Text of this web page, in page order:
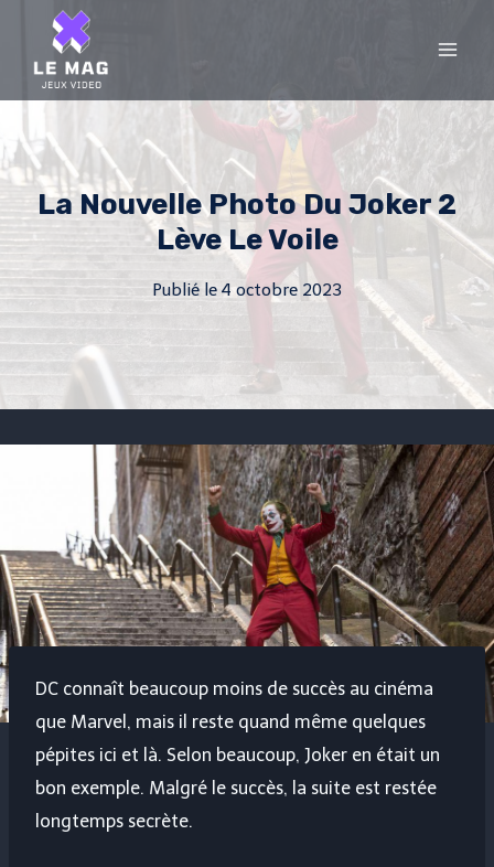
content
La Nouvelle Photo Du Joker 2
Lève Le Voile
Publié le 4 octobre 2023
DC connaît beaucoup moins de succès au cinéma
que Marvel, mais il reste quand même quelques
pépites ici et là. Selon beaucoup, Joker en était un
bon exemple. Malgré le succès, la suite est restée
longtemps secrète.